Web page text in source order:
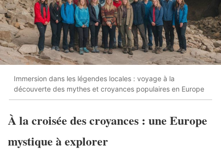
Immersion dans les légendes locales : voyage à la
découverte des mythes et croyances populaires en Europe
À la croisée des croyances : une Europe
mystique à explorer